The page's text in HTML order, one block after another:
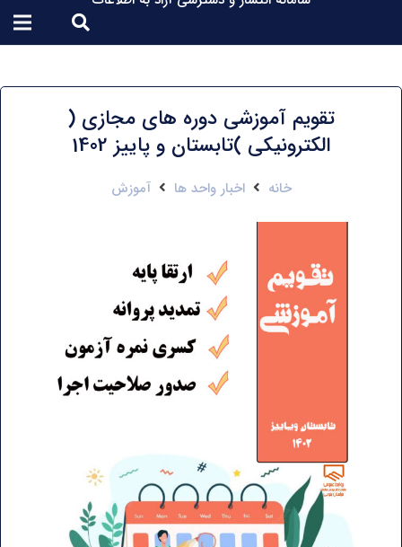
تقویم آموزشی دوره های مجازی (
الکترونیکی )تابستان و پاییز 1402
خانه اخبار واحد ها آموزش